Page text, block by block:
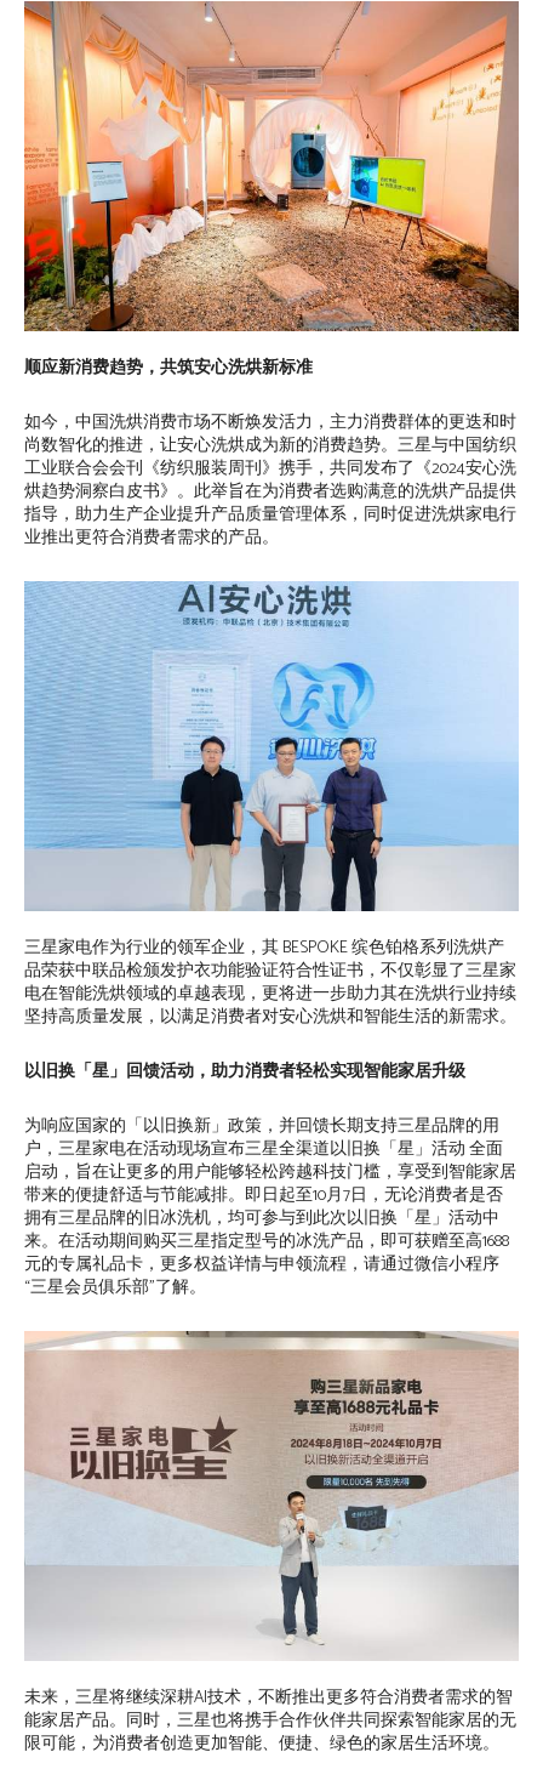
顺应新消费趋势，共筑安心洗烘新标准
如今，中国洗烘消费市场不断焕发活力，主力消费群体的更迭和时
尚数智化的推进，让安心洗烘成为新的消费趋势。三星与中国纺织
工业联合会会刊《纺织服装周刊》携手，共同发布了《2024安心洗
烘趋势洞察白皮书》。此举旨在为消费者选购满意的洗烘产品提供
指导，助力生产企业提升产品质量管理体系，同时促进洗烘家电行
业推出更符合消费者需求的产品。
三星家电作为行业的领军企业，其 BESPOKE 缤色铂格系列洗烘产
品荣获中联品检颁发护衣功能验证符合性证书，不仅彰显了三星家
电在智能洗烘领域的卓越表现，更将进一步助力其在洗烘行业持续
坚持高质量发展，以满足消费者对安心洗烘和智能生活的新需求。
以旧换「星」回馈活动，助力消费者轻松实现智能家居升级
为响应国家的「以旧换新」政策，并回馈长期支持三星品牌的用
户，三星家电在活动现场宣布三星全渠道以旧换「星」活动 全面
启动，旨在让更多的用户能够轻松跨越科技门槛，享受到智能家居
带来的便捷舒适与节能减排。即日起至10月7日，无论消费者是否
拥有三星品牌的旧冰洗机，均可参与到此次以旧换「星」活动中
来。在活动期间购买三星指定型号的冰洗产品，即可获赠至高1688
元的专属礼品卡，更多权益详情与申领流程，请通过微信小程序
“三星会员俱乐部”了解。
未来，三星将继续深耕AI技术，不断推出更多符合消费者需求的智
能家居产品。同时，三星也将携手合作伙伴共同探索智能家居的无
限可能，为消费者创造更加智能、便捷、绿色的家居生活环境。